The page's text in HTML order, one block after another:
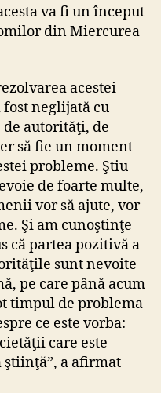
va fi un început
din Miercurea
acestei
neglijată cu
autorităţi, de
să fie un moment
probleme. Ştiu
de foarte multe,
vor să ajute, vor
Şi am cunoştinţe
că partea pozitivă a
sunt nevoite
pe care până acum
timpul de problema
ce este vorba:
care este
a afirmat